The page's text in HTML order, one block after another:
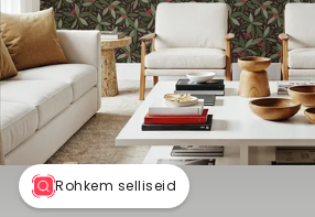
Rohkem selliseid